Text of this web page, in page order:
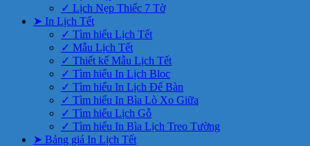
✓ Lịch Nẹp Thiếc 7 Tờ
➤ In Lịch Tết
✓ Tìm hiểu Lịch Tết
✓ Mẫu Lịch Tết
✓ Thiết kế Mẫu Lịch Tết
✓ Tìm hiểu In Lịch Bloc
✓ Tìm hiểu In Lịch Để Bàn
✓ Tìm hiểu In Bìa Lò Xo Giữa
✓ Tìm hiểu Lịch Gỗ
✓ Tìm hiểu In Bìa Lịch Treo Tường
➤ Bảng giá In Lịch Tết